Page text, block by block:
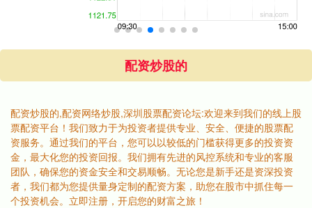
配资炒股的
配资炒股的,配资网络炒股,深圳股票配资论坛:欢迎来到我们的线上股
票配资平台！我们致力于为投资者提供专业、安全、便捷的股票配
资服务。通过我们的平台，您可以以较低的门槛获得更多的投资资
金，最大化您的投资回报。我们拥有先进的风控系统和专业的客服
团队，确保您的资金安全和交易顺畅。无论您是新手还是资深投资
者，我们都为您提供量身定制的配资方案，助您在股市中抓住每一
个投资机会。立即注册，开启您的财富之旅！